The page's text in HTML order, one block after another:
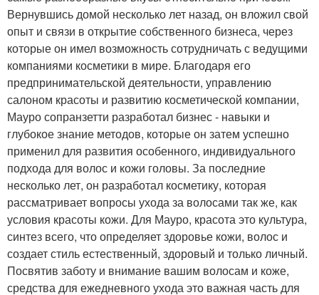
Вернувшись домой несколько лет назад, он вложил свой
опыт и связи в открытие собственного бизнеса, через
которые он имел возможность сотрудничать с ведущими
компаниями косметики в мире. Благодаря его
предпринимательской деятельности, управлению
салоном красоты и развитию косметической компании,
Мауро сопранзетти разработал бизнес - навыки и
глубокое знание методов, которые он затем успешно
применил для развития особенного, индивидуального
подхода для волос и кожи головы. За последние
несколько лет, он разработал косметику, которая
рассматривает вопросы ухода за волосами так же, как
условия красоты кожи. Для Мауро, красота это культура,
синтез всего, что определяет здоровье кожи, волос и
создает стиль естественный, здоровый и только личный.
Посвятив заботу и внимание вашим волосам и коже,
средства для ежедневного ухода это важная часть для